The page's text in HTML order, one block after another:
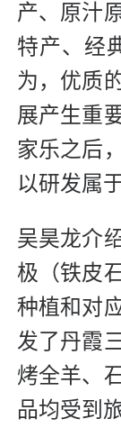
产、原汁
特产、经
为，优质
展产生重
家乐之后
以研发属
吴昊龙介
极（铁皮
种植和对
发了丹霞
烤全羊、
品均受到